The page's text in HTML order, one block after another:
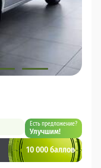
Есть предложение?
Улучшим!
10 000 баллов